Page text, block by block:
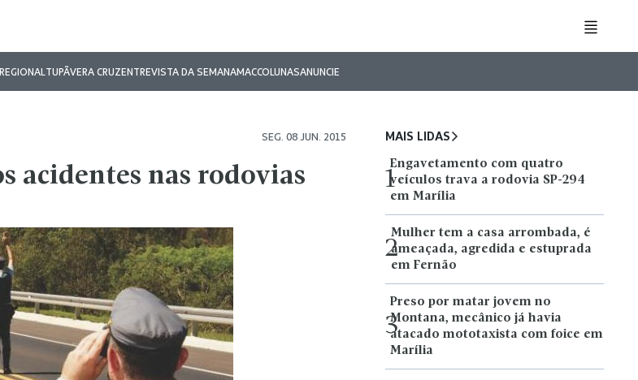
REGIONALTUPÃVERA CRUZENTREVISTA DA SEMANAMACCOLUNASANUNCIE
SEG. 08 JUN. 2015
acidentes nas rodovias
MAIS LIDAS
1
Engavetamento com quatro
veículos trava a rodovia SP-294
em Marília
2
Mulher tem a casa arrombada, é
ameaçada, agredida e estuprada
em Fernão
3
Preso por matar jovem no
Montana, mecânico já havia
atacado mototaxista com foice em
Marília